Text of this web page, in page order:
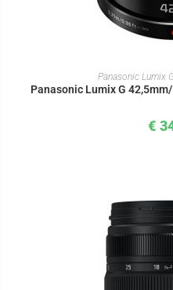
IN DEN
Panasonic Lumix
Panasonic Lumix G
€